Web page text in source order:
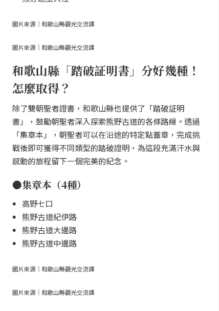
圖片來源｜和歌山縣觀光交流課
圖片來源｜和歌山縣觀光交流課
和歌山縣「踏破証明書」分好幾種！
怎麼取得？
除了雙朝聖者證書，和歌山縣也提供了「踏破証明
書」，鼓勵朝聖者深入探索熊野古道的各條路線。透過
「集章本」，朝聖者可以在沿途的特定點蓋章，完成挑
戰後即可獲得不同類型的踏破證明，為這段充滿汗水與
感動的旅程留下一個完美的紀念。
●集章本（4種）
高野七口
熊野古道紀伊路
熊野古道大邊路
熊野古道中邊路
圖片來源｜和歌山縣觀光交流課
圖片來源｜和歌山縣觀光交流課